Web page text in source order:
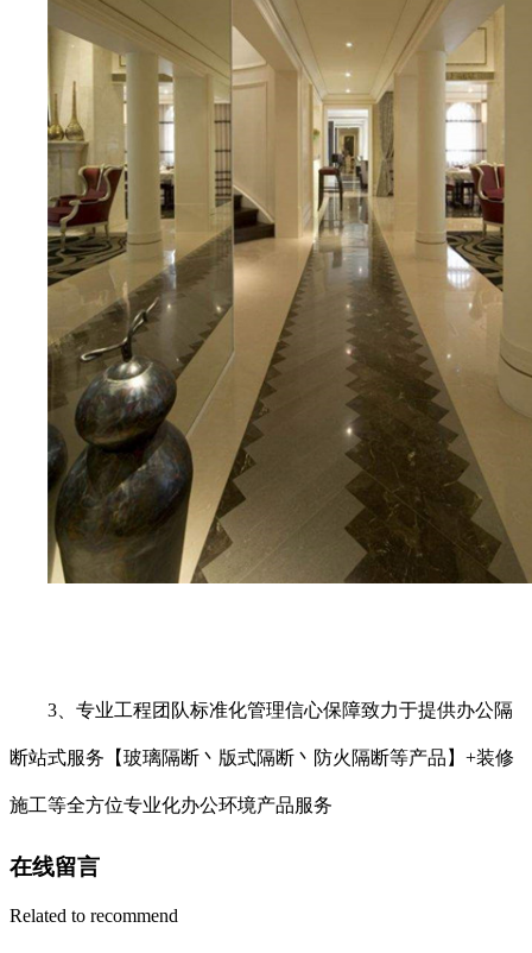
3、专业工程团队标准化管理信心保障致力于提供办公隔
断站式服务【玻璃隔断丶版式隔断丶防火隔断等产品】+装修
施工等全方位专业化办公环境产品服务
在线留言
Related to recommend